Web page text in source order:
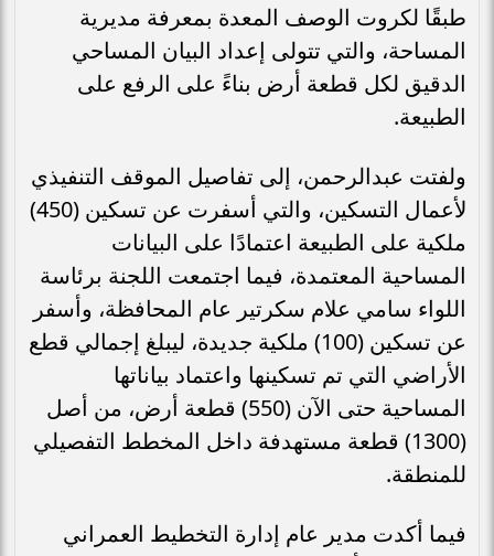
طبقًا لكروت الوصف المعدة بمعرفة مديرية
المساحة، والتي تتولى إعداد البيان المساحي
الدقيق لكل قطعة أرض بناءً على الرفع على
الطبيعة.
ولفتت عبدالرحمن، إلى تفاصيل الموقف التنفيذي
لأعمال التسكين، والتي أسفرت عن تسكين (450)
ملكية على الطبيعة اعتمادًا على البيانات
المساحية المعتمدة، فيما اجتمعت اللجنة برئاسة
اللواء سامي علام سكرتير عام المحافظة، وأسفر
عن تسكين (100) ملكية جديدة، ليبلغ إجمالي قطع
الأراضي التي تم تسكينها واعتماد بياناتها
المساحية حتى الآن (550) قطعة أرض، من أصل
(1300) قطعة مستهدفة داخل المخطط التفصيلي
للمنطقة.
فيما أكدت مدير عام إدارة التخطيط العمراني